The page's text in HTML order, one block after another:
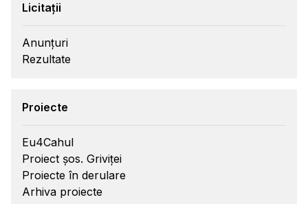
Licitații
Anunțuri
Rezultate
Proiecte
Eu4Cahul
Proiect șos. Griviței
Proiecte în derulare
Arhiva proiecte